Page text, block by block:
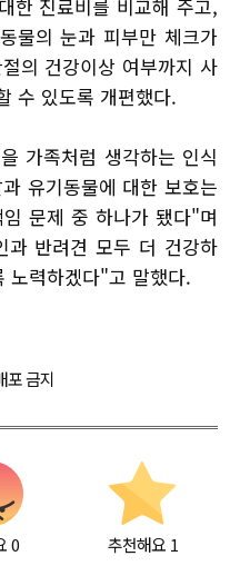
한 진료비를 비교해 주고,
물의 눈과 피부만 체크가
의 건강이상 여부까지 사
수 있도록 개편했다.
가족처럼 생각하는 인식
유기동물에 대한 보호는
문제 중 하나가 됐다"며
과 반려견 모두 더 건강하
노력하겠다"고 말했다.
포 금지
0 추천해요 1